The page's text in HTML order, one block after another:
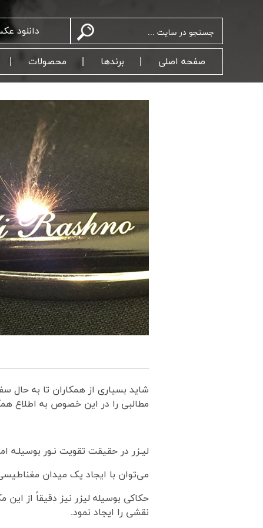
دانلود
محصولات برندها صفحه اصلی
شاید بسیاری از همکاران تا به حال
مطالبی را در این خصوص به اطلاع
لیـزر در حقیقت تقویت نـور بوسیلـه
می‌توان با ایجاد یک میدان
حکاکی بوسیله لیزر نیز دقیقاً از
نقشی را ایجاد نمود.